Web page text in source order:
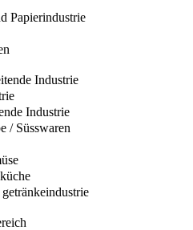
Papierindustrie
Industrie
Industrie
/ Süsswaren